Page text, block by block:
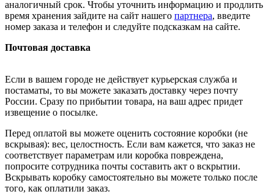
аналогичный срок. Чтобы уточнить информацию и продлить
время хранения зайдите на сайт нашего партнера, введите
номер заказа и телефон и следуйте подсказкам на сайте.
Почтовая доставка
Если в вашем городе не действует курьерская служба и
постаматы, то вы можете заказать доставку через почту
России. Сразу по прибытии товара, на ваш адрес придет
извещение о посылке.
Перед оплатой вы можете оценить состояние коробки (не
вскрывая): вес, целостность. Если вам кажется, что заказ не
соответствует параметрам или коробка повреждена,
попросите сотрудника почты составить акт о вскрытии.
Вскрывать коробку самостоятельно вы можете только после
того, как оплатили заказ.